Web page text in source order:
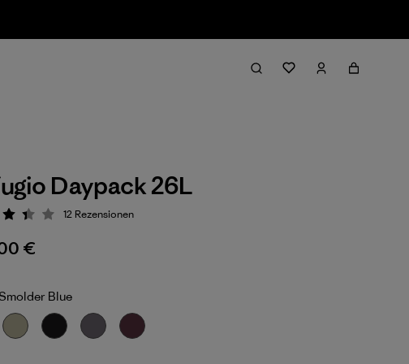
Daypack 26L
Bewertung: 3.4 / 5
12 Rezensionen
€
Blue